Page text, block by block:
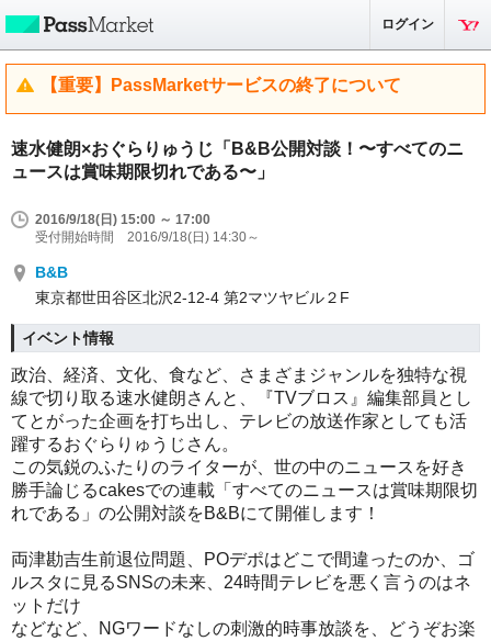
ログイン
【重要】PassMarketサービスの終了について
速水健朗×おぐらりゅうじ「B&B公開対談！〜すべてのニ
ュースは賞味期限切れである〜」
2016/9/18(日) 15:00 ～ 17:00
受付開始時間 2016/9/18(日) 14:30～
B&B
東京都世田谷区北沢2-12-4 第2マツヤビル２F
イベント情報
政治、経済、文化、食など、さまざまジャンルを独特な視
線で切り取る速水健朗さんと、『TVブロス』編集部員とし
てとがった企画を打ち出し、テレビの放送作家としても活
躍するおぐらりゅうじさん。
この気鋭のふたりのライターが、世の中のニュースを好き
勝手論じるcakesでの連載「すべてのニュースは賞味期限切
れである」の公開対談をB&Bにて開催します！
両津勘吉生前退位問題、POデポはどこで間違ったのか、ゴ
ルスタに見るSNSの未来、24時間テレビを悪く言うのはネ
ットだけ
などなど、NGワードなしの刺激的時事放談を、どうぞお楽